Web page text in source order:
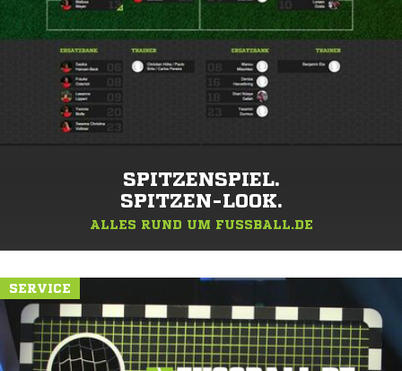
SPITZENSPIEL.
SPITZEN-LOOK.
ALLES RUND UM FUSSBALL.DE
SERVICE